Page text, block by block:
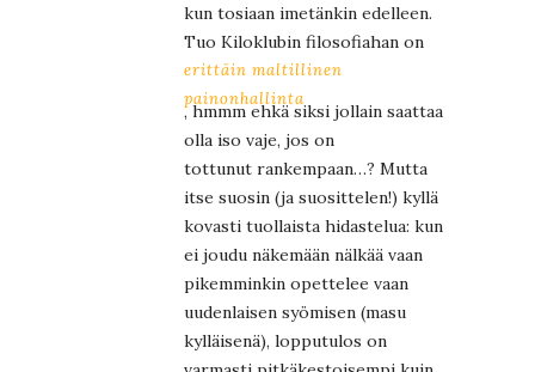
kun tosiaan imetänkin edelleen.
Tuo Kiloklubin filosofiahan on
erittäin maltillinen
painonhallinta
, hmmm ehkä siksi jollain saattaa
olla iso vaje, jos on
tottunut rankempaan…? Mutta
itse suosin (ja suosittelen!) kyllä
kovasti tuollaista hidastelua: kun
ei joudu näkemään nälkää vaan
pikemminkin opettelee vaan
uudenlaisen syömisen (masu
kylläisenä), lopputulos on